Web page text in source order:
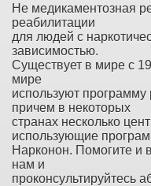
Не медикаментозная
реабилитации
для людей с
зависимостью.
Существует в мире с
мире
используют
причем в некоторых
странах несколько
использующие
Нарконон. Помогите и
нам и
проконсультируйтесь